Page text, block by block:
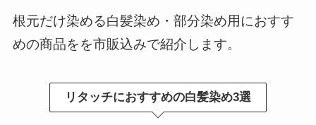
根元だけ染める白髪染め・部分染め用におすす
めの商品をを市販込みで紹介します。
リタッチにおすすめの白髪染め3選